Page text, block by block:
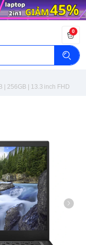
0
| 256GB | 13.3 inch FHD